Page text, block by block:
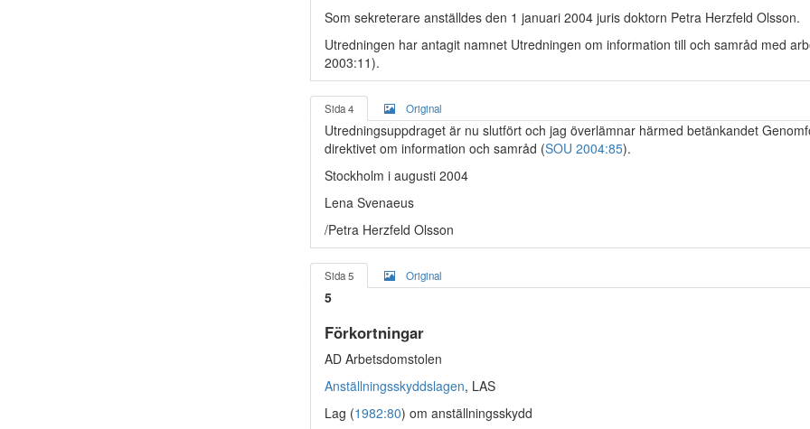
Som sekreterare anställdes den 1 januari 2004 juris doktorn Petra Herzfeld Olsson.
Utredningen har antagit namnet Utredningen om information till och samråd med
2003:11).
Sida 4 Original
Utredningsuppdraget är nu slutfört och jag överlämnar härmed betänkandet
direktivet om information och samråd (SOU 2004:85).
Stockholm i augusti 2004
Lena Svenaeus
/Petra Herzfeld Olsson
Sida 5 Original
5
Förkortningar
AD Arbetsdomstolen
Anställningsskyddslagen, LAS
Lag (1982:80) om anställningsskydd